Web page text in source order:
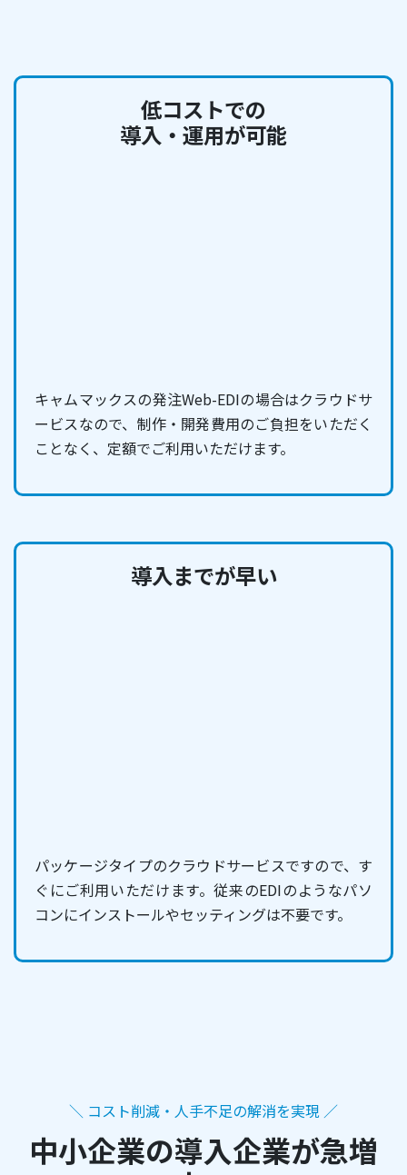
低コストでの
導入・運用が可能
キャムマックスの発注Web-EDIの場合はクラウドサ
ービスなので、制作・開発費用のご負担をいただく
ことなく、定額でご利用いただけます。
導入までが早い
パッケージタイプのクラウドサービスですので、す
ぐにご利用いただけます。従来のEDIのようなパソ
コンにインストールやセッティングは不要です。
＼ コスト削減・人手不足の解消を実現 ／
中小企業の導入企業が急増